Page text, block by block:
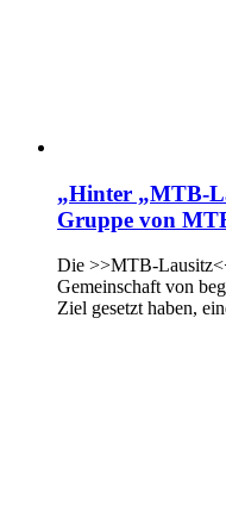
„Hinter „MTB-
Gruppe von
Die >>MTB-
Gemeinschaft von
Ziel gesetzt haben,